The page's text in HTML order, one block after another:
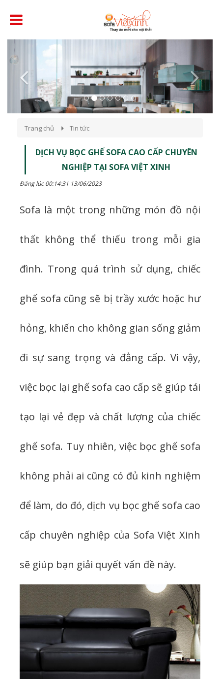
Previous
Trang chủ Tin tức
DỊCH VỤ BỌC GHẾ SOFA CAO CẤP CHUYÊN
NGHIỆP TẠI SOFA VIỆT XINH
Đăng lúc 00:14:31 13/06/2023
Sofa là một trong những món đồ nội
thất không thể thiếu trong mỗi gia
đình. Trong quá trình sử dụng, chiếc
ghế sofa cũng sẽ bị trầy xước hoặc hư
hỏng, khiến cho không gian sống giảm
đi sự sang trọng và đẳng cấp. Vì vậy,
việc bọc lại ghế sofa cao cấp sẽ giúp tái
tạo lại vẻ đẹp và chất lượng của chiếc
ghế sofa. Tuy nhiên, việc bọc ghế sofa
không phải ai cũng có đủ kinh nghiệm
để làm, do đó, dịch vụ bọc ghế sofa cao
cấp chuyên nghiệp của Sofa Việt Xinh
sẽ giúp bạn giải quyết vấn đề này.